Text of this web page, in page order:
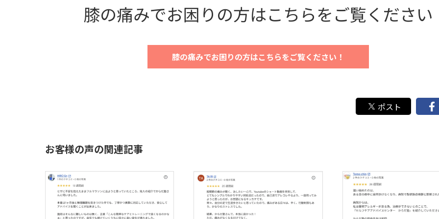
膝の痛みでお困りの方はこちらをご覧ください
膝の痛みでお困りの方はこちらをご覧ください！
ポスト
お客様の声の関連記事